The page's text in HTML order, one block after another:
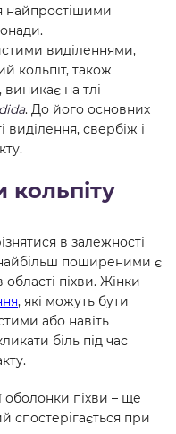
найпростішими
виділеннями,
кольпіт, також
, виникає на тлі
. До його основних
виділення, свербіж і
в залежності
поширеними є
піхви. Жінки
, які можуть бути
або навіть
біль під час
оболонки піхви – ще
спостерігається при